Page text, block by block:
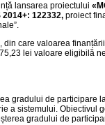
lansarea proiectului
2014+: 122332, proiect
care valoarea
lei valoare eligibilă
gradului de participare
a sistemului.
gradului de